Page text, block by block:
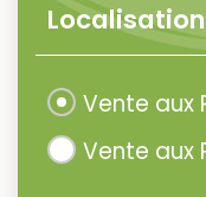
Vente aux
Vente aux